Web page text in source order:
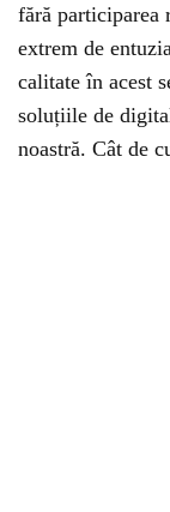
fără participarea
extrem de
calitate în acest
soluțiile de
noastră. Cât de